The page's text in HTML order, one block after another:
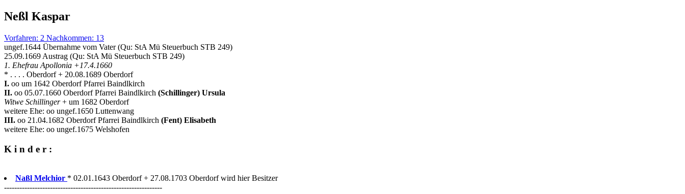
Neßl Kaspar
Vorfahren: 2 Nachkommen: 13
ungef.1644 Übernahme vom Vater (Qu: StA Mü Steuerbuch STB 249)
25.09.1669 Austrag (Qu: StA Mü Steuerbuch STB 249)
1. Ehefrau Apollonia +17.4.1660
* . . . . Oberdorf + 20.08.1689 Oberdorf
I. oo um 1642 Oberdorf Pfarrei Baindlkirch
II. oo 05.07.1660 Oberdorf Pfarrei Baindlkirch (Schillinger) Ursula
Witwe Schillinger+ um 1682 Oberdorf
weitere Ehe: oo ungef.1650 Luttenwang
III. oo 21.04.1682 Oberdorf Pfarrei Baindlkirch (Fent) Elisabeth
weitere Ehe: oo ungef.1675 Welshofen
K i n d e r :
Naßl Melchior * 02.01.1643 Oberdorf + 27.08.1703 Oberdorf wird hier Besitzer
--------------------------------------------------------------